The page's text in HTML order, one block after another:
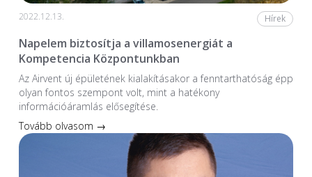
2022.12.13. Hírek
Napelem biztosítja a villamosenergiát a
Kompetencia Központunkban
Az Airvent új épületének kialakításakor a fenntarthatóság épp
olyan fontos szempont volt, mint a hatékony
információáramlás elősegítése.
Tovább olvasom →